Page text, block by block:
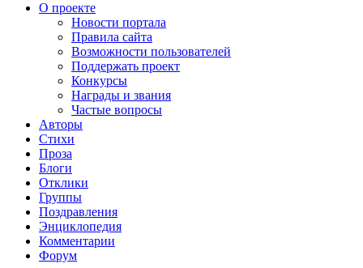
О проекте
Новости портала
Правила сайта
Возможности пользователей
Поддержать проект
Конкурсы
Награды и звания
Частые вопросы
Авторы
Стихи
Проза
Блоги
Отклики
Группы
Поздравления
Энциклопедия
Комментарии
Форум